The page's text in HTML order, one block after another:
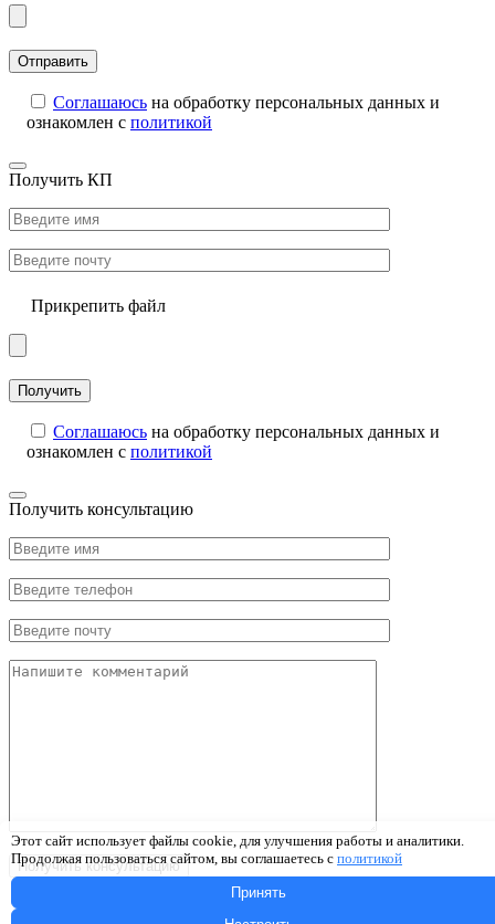
Соглашаюсь на обработку персональных данных и
ознакомлен с политикой
Получить КП
Прикрепить файл
Соглашаюсь на обработку персональных данных и
ознакомлен с политикой
Получить консультацию
на обработку персональных данных и
Этот сайт использует файлы cookie, для улучшения работы и аналитики.
Продолжая пользоваться сайтом, вы соглашаетесь с политикой
Принять